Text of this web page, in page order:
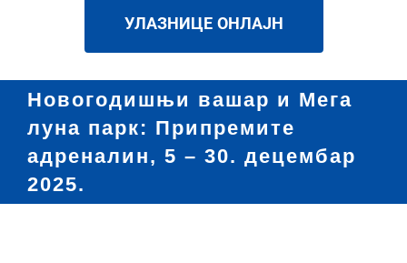
УСЛУГЕ
НОВОСТИ
ДАТОТЕКЕ
УЛАЗНИЦЕ ОНЛАЈН
Новогодишњи вашар и Мега
луна парк: Припремите
адреналин, 5 – 30. децембар
2025.